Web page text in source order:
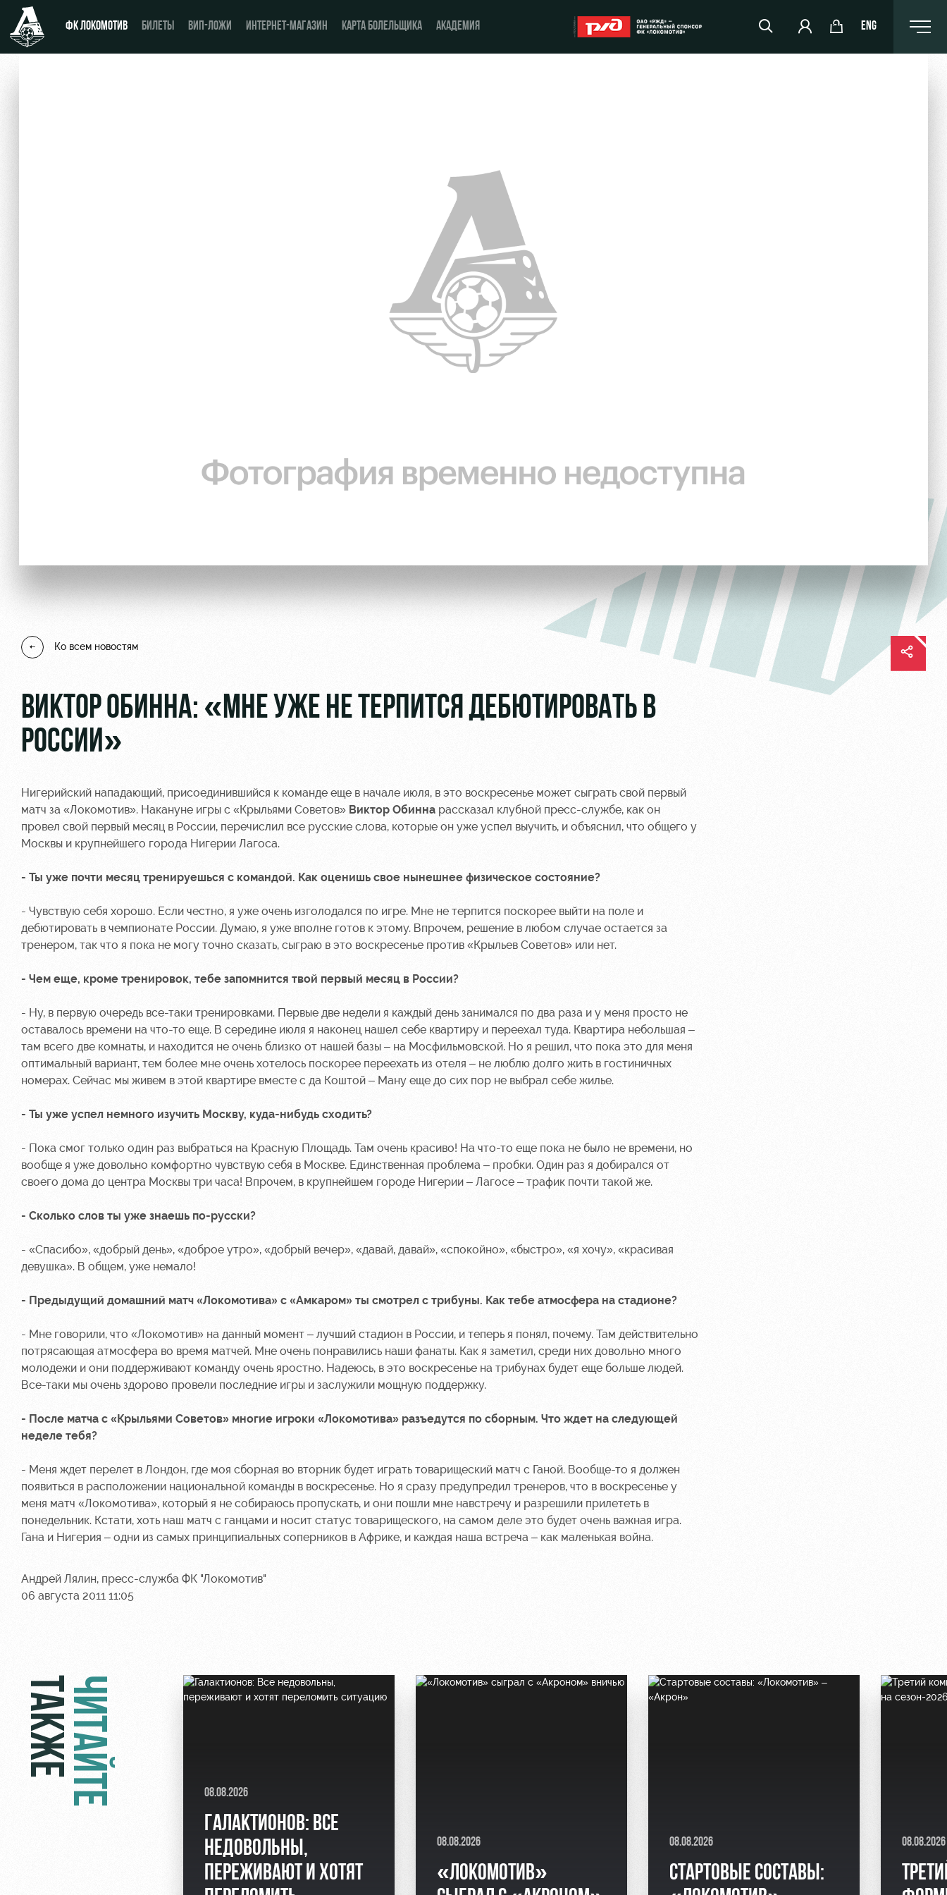
ФК ЛОКОМОТИВ БИЛЕТЫ ВИП-ЛОЖИ ИНТЕРНЕТ-МАГАЗИН КАРТА БОЛЕЛЬЩИКА АКАДЕМИЯ ENG
Антидопинг
Заставки
Программа лояльности
Ко всем новостям
ВИКТОР ОБИННА: «МНЕ УЖЕ НЕ ТЕРПИТСЯ ДЕБЮТИРОВАТЬ В
РОССИИ»
Нигерийский нападающий, присоединившийся к команде еще в начале июля, в это воскресенье может сыграть свой первый
матч за «Локомотив». Накануне игры с «Крыльями Советов» Виктор Обинна рассказал клубной пресс-службе, как он
провел свой первый месяц в России, перечислил все русские слова, которые он уже успел выучить, и объяснил, что общего у
Москвы и крупнейшего города Нигерии Лагоса.
- Ты уже почти месяц тренируешься с командой. Как оценишь свое нынешнее физическое состояние?
- Чувствую себя хорошо. Если честно, я уже очень изголодался по игре. Мне не терпится поскорее выйти на поле и
дебютировать в чемпионате России. Думаю, я уже вполне готов к этому. Впрочем, решение в любом случае остается за
тренером, так что я пока не могу точно сказать, сыграю в это воскресенье против «Крыльев Советов» или нет.
- Чем еще, кроме тренировок, тебе запомнится твой первый месяц в России?
- Ну, в первую очередь все-таки тренировками. Первые две недели я каждый день занимался по два раза и у меня просто не
оставалось времени на что-то еще. В середине июля я наконец нашел себе квартиру и переехал туда. Квартира небольшая –
там всего две комнаты, и находится не очень близко от нашей базы – на Мосфильмовской. Но я решил, что пока это для меня
оптимальный вариант, тем более мне очень хотелось поскорее переехать из отеля – не люблю долго жить в гостиничных
номерах. Сейчас мы живем в этой квартире вместе с да Коштой – Ману еще до сих пор не выбрал себе жилье.
- Ты уже успел немного изучить Москву, куда-нибудь сходить?
- Пока смог только один раз выбраться на Красную Площадь. Там очень красиво! На что-то еще пока не было не времени, но
вообще я уже довольно комфортно чувствую себя в Москве. Единственная проблема – пробки. Один раз я добирался от
своего дома до центра Москвы три часа! Впрочем, в крупнейшем городе Нигерии – Лагосе – трафик почти такой же.
- Сколько слов ты уже знаешь по-русски?
- «Спасибо», «добрый день», «доброе утро», «добрый вечер», «давай, давай», «спокойно», «быстро», «я хочу», «красивая
девушка». В общем, уже немало!
- Предыдущий домашний матч «Локомотива» с «Амкаром» ты смотрел с трибуны. Как тебе атмосфера на стадионе?
- Мне говорили, что «Локомотив» на данный момент – лучший стадион в России, и теперь я понял, почему. Там действительно
потрясающая атмосфера во время матчей. Мне очень понравились наши фанаты. Как я заметил, среди них довольно много
молодежи и они поддерживают команду очень яростно. Надеюсь, в это воскресенье на трибунах будет еще больше людей.
Все-таки мы очень здорово провели последние игры и заслужили мощную поддержку.
- После матча с «Крыльями Советов» многие игроки «Локомотива» разъедутся по сборным. Что ждет на следующей
неделе тебя?
- Меня ждет перелет в Лондон, где моя сборная во вторник будет играть товарищеский матч с Ганой. Вообще-то я должен
появиться в расположении национальной команды в воскресенье. Но я сразу предупредил тренеров, что в воскресенье у
меня матч «Локомотива», который я не собираюсь пропускать, и они пошли мне навстречу и разрешили прилететь в
понедельник. Кстати, хоть наш матч с ганцами и носит статус товарищеского, на самом деле это будет очень важная игра.
Гана и Нигерия – одни из самых принципиальных соперников в Африке, и каждая наша встреча – как маленькая война.
Андрей Лялин, пресс-служба ФК "Локомотив"
06 августа 2011 11:05
ЧИТАЙТЕ
ТАКЖЕ
08.08.2026
ГАЛАКТИОНОВ: ВСЕ
НЕДОВОЛЬНЫ,
ПЕРЕЖИВАЮТ И ХОТЯТ
08.08.2026
«ЛОКОМОТИВ»
08.08.2026
СТАРТОВЫЕ СОСТАВЫ:
08.08.2026